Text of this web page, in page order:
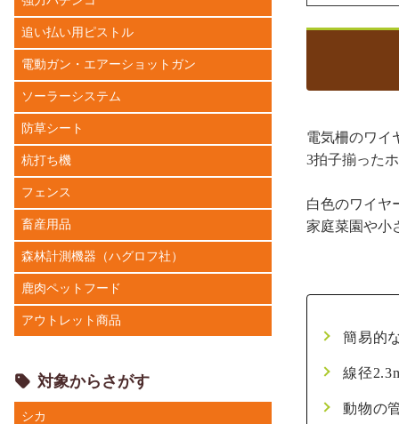
電気柵のワイ
3拍子揃った
白色のワイヤ
家庭菜園や小
簡易的
線径
動物の
追い払い用ピストル
電動ガン・エアーショットガン
ソーラーシステム
防草シート
杭打ち機
フェンス
畜産用品
森林計測機器（ハグロフ社）
鹿肉ペットフード
アウトレット商品
対象からさがす
シカ